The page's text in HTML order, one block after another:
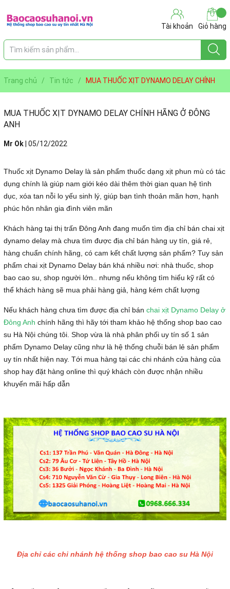
Tài khoản Giỏ hàng
Trang chủ / Tin tức /
MUA THUỐC XỊT DYNAMO DELAY CHÍNH
HÃNG Ở ĐÔNG ANH
MUA THUỐC XỊT DYNAMO DELAY CHÍNH HÃNG Ở ĐÔNG
ANH
Mr Ok 05/12/2022
Thuốc xịt Dynamo Delay là sản phẩm thuốc dạng xịt phun mù có tác
dụng chính là giúp nam giới kéo dài thêm thời gian quan hệ tình
dục, xóa tan nỗi lo yếu sinh lý, giúp bạn tình thoản mãn hơn, hạnh
phúc hôn nhân gia đình viên mãn
Khách hàng tại thị trấn Đông Anh đang muốn tìm địa chỉ bán chai xịt
dynamo delay mà chưa tìm được địa chỉ bán hàng uy tín, giá rẻ,
hàng chuẩn chính hãng, có cam kết chất lượng sản phẩm? Tuy sản
phẩm chai xịt Dynamo Delay bán khá nhiều nơi: nhà thuốc, shop
bao cao su, shop người lớn.. nhưng nếu không tìm hiểu kỹ rất có
thể khách hàng sẽ mua phải hàng giả, hàng kém chất lượng
Nếu khách hàng chưa tìm được địa chỉ bán chai xịt Dynamo Delay ở
Đông Anh chính hãng thì hãy tới tham khảo hệ thống shop bao cao
su Hà Nội chúng tôi. Shop vừa là nhà phân phối uy tín số 1 sản
phẩm Dynamo Delay cũng như là hệ thống chuỗi bán lẻ sản phẩm
uy tín nhất hiện nay. Tới mua hàng tại các chi nhánh cửa hàng của
shop hay đặt hàng online thì quý khách còn được nhận nhiều
khuyến mãi hấp dẫn
Địa chỉ các chi nhánh hệ thống shop bao cao su Hà Nội